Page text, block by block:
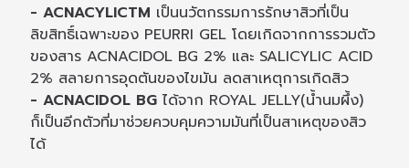
- ACNACYLICTM เป็นนวัตกรรมการรักษาสิวที่เป็น
ลิขสิทธิ์เฉพาะของ PEURRI GEL โดยเกิดจากการรวมตัว
ของสาร ACNACIDOL BG 2% และ SALICYLIC ACID
2% สลายการอุดตันของไขมัน ลดสาเหตุการเกิดสิว
- ACNACIDOL BG ได้จาก ROYAL JELLY(น้ำนมผึ้ง)
ก็เป็นอีกตัวที่มาช่วยควบคุมความมันที่เป็นสาเหตุของสิว
ได้